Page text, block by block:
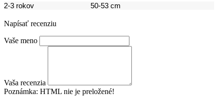
2-3 rokov 50-53 cm
Napísať recenziu
Vaše meno
Vaša recenzia
Poznámka: HTML nie je preložené!